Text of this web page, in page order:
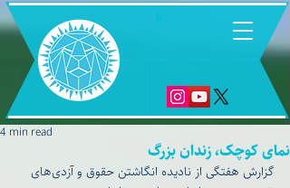
نمای کوچک، زندان بزرگ
4 min read
گزارش هفتگی از نادیده انگاشتن حقوق و آزدی‌های